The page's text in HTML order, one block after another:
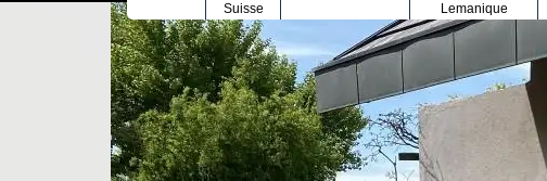
Suisse
Lemanique